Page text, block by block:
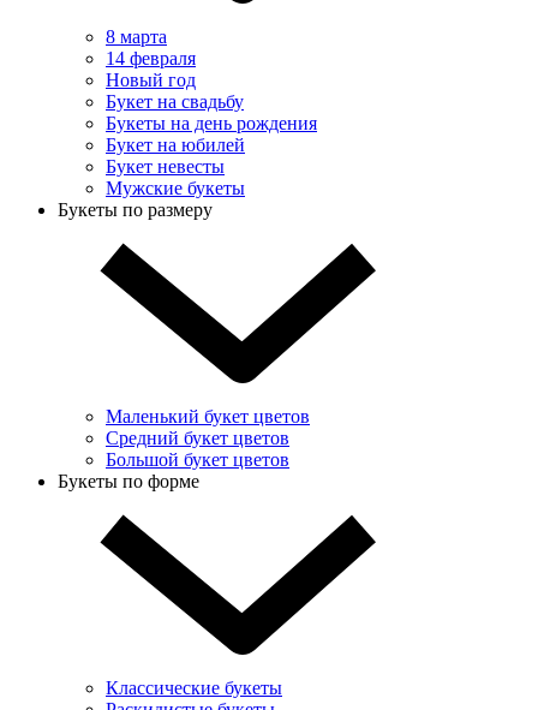
8 марта
14 февраля
Новый год
Букет на свадьбу
Букеты на день рождения
Букет на юбилей
Букет невесты
Мужские букеты
Букеты по размеру
Маленький букет цветов
Средний букет цветов
Большой букет цветов
Букеты по форме
Классические букеты